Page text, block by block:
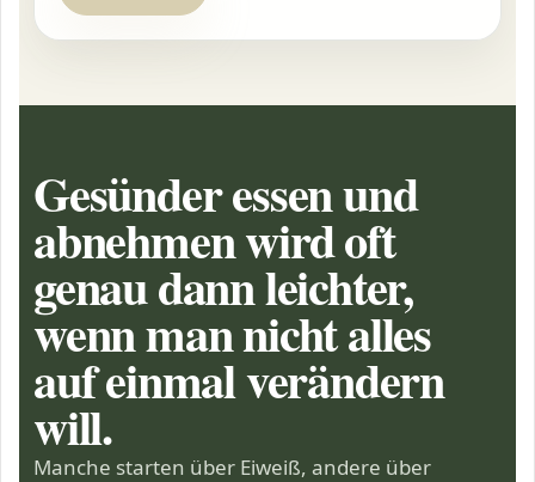
Gesünder essen und
abnehmen wird oft
genau dann leichter,
wenn man nicht alles
auf einmal verändern
will.
Manche starten über Eiweiß, andere über